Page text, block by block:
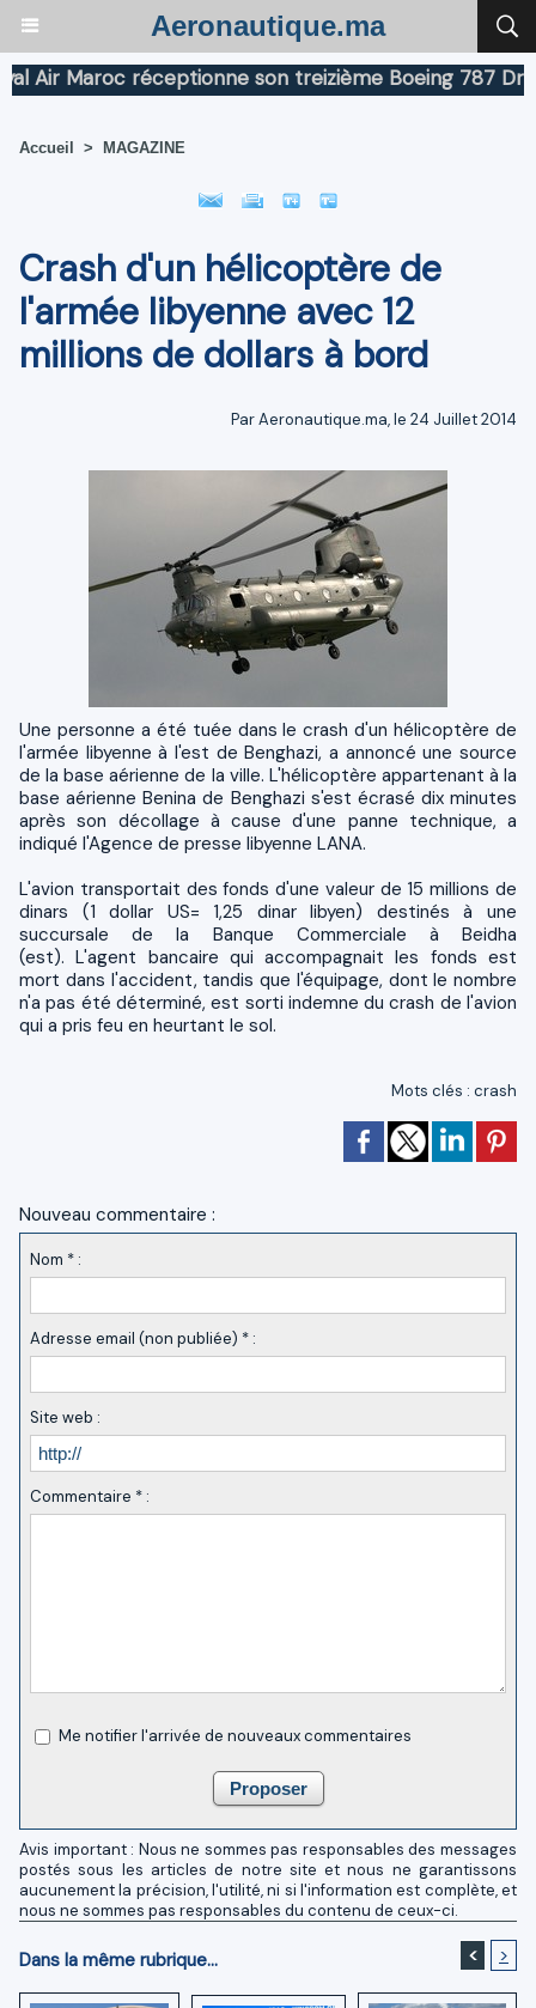
Aeronautique.ma
Maroc réceptionne son treizième Boeing 787
Accueil > MAGAZINE
Crash d'un hélicoptère de
l'armée libyenne avec 12
millions de dollars à bord
Par Aeronautique.ma, le 24 Juillet 2014
Une personne a été tuée dans le crash d'un hélicoptère de
l'armée libyenne à l'est de Benghazi, a annoncé une source
de la base aérienne de la ville. L'hélicoptère appartenant à la
base aérienne Benina de Benghazi s'est écrasé dix minutes
après son décollage à cause d'une panne technique, a
indiqué l'Agence de presse libyenne LANA.
L'avion transportait des fonds d'une valeur de 15 millions de
dinars (1 dollar US= 1,25 dinar libyen) destinés à une
succursale de la Banque Commerciale à Beidha
(est).L'agent bancaire qui accompagnait les fonds est
mort dans l'accident, tandis que l'équipage, dont le nombre
n'a pas été déterminé, est sorti indemne du crash de l'avion
qui a pris feu en heurtant le sol.
Mots clés : crash
Nouveau commentaire :
Nom * :
Adresse email (non publiée) * :
Site web :
Commentaire * :
Me notifier l'arrivée de nouveaux commentaires
Avis important : Nous ne sommes pas responsables des messages
postés sous les articles de notre site et nous ne garantissons
aucunement la précision, l'utilité, ni si l'information est complète, et
nous ne sommes pas responsables du contenu de ceux-ci.
Dans la même rubrique... < >